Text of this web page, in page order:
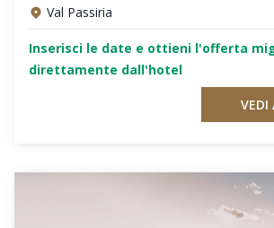
Val Passiria
Inserisci le date e ottieni l'offerta
direttamente dall'hotel
VEDI